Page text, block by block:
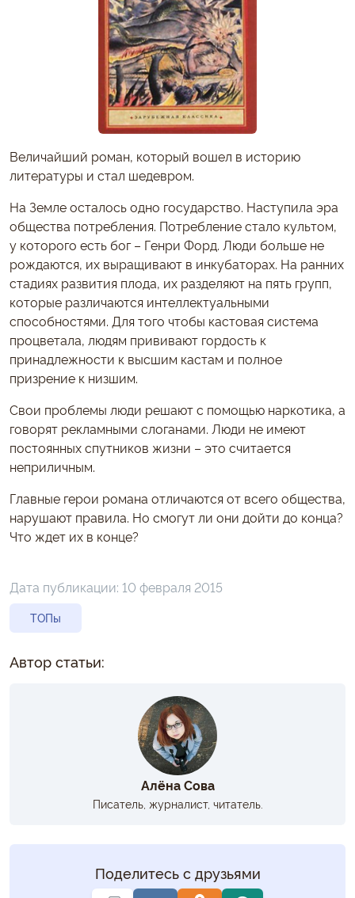
Величайший роман, который вошел в историю
литературы и стал шедевром.
На Земле осталось одно государство. Наступила эра
общества потребления. Потребление стало культом,
у которого есть бог – Генри Форд. Люди больше не
рождаются, их выращивают в инкубаторах. На ранних
стадиях развития плода, их разделяют на пять групп,
которые различаются интеллектуальными
способностями. Для того чтобы кастовая система
процветала, людям прививают гордость к
принадлежности к высшим кастам и полное
призрение к низшим.
Свои проблемы люди решают с помощью наркотика, а
говорят рекламными слоганами. Люди не имеют
постоянных спутников жизни – это считается
неприличным.
Главные герои романа отличаются от всего общества,
нарушают правила. Но смогут ли они дойти до конца?
Что ждет их в конце?
Дата публикации: 10 февраля 2015
ТОПы
Автор статьи:
Алёна Сова
Писатель, журналист, читатель.
Поделитесь с друзьями